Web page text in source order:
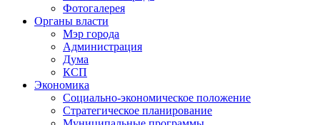
Фотогалерея
Органы власти
Мэр города
Администрация
Дума
КСП
Экономика
Социально-экономическое положение
Стратегическое планирование